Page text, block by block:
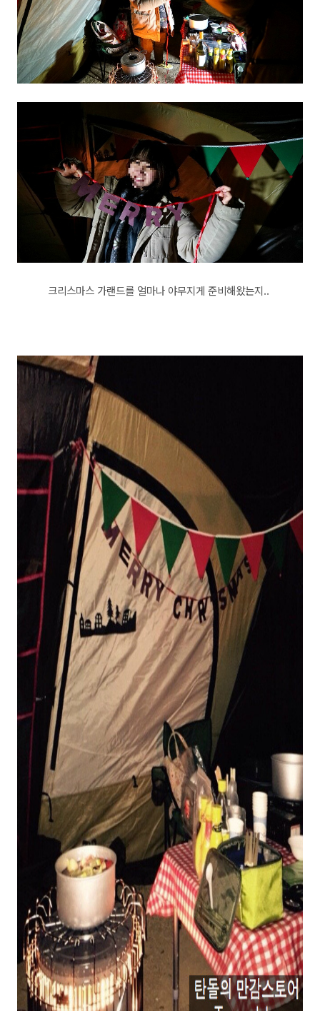
크리스마스 가랜드를 얼마나 야무지게 준비해왔는지..